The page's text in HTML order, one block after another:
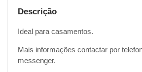
Descrição
Ideal para casamentos.
Mais informações contactar por
messenger.